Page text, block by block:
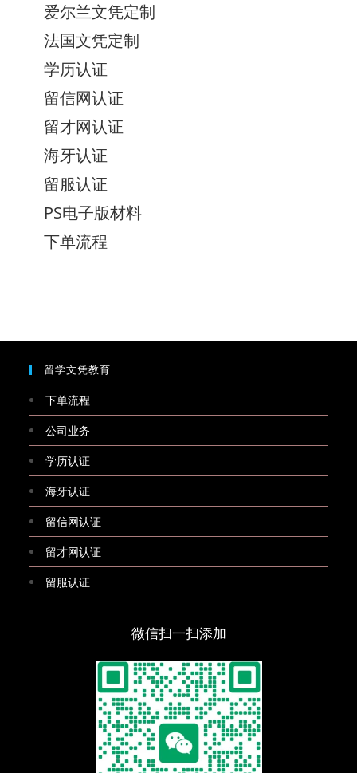
爱尔兰文凭定制
法国文凭定制
学历认证
留信网认证
留才网认证
海牙认证
留服认证
PS电子版材料
下单流程
留学文凭教育
下单流程
公司业务
学历认证
海牙认证
留信网认证
留才网认证
留服认证
微信扫一扫添加